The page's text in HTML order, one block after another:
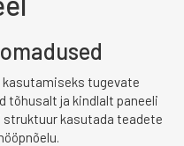
kasutamiseks tugevate
tõhusalt ja kindlalt paneeli
struktuur kasutada teadete